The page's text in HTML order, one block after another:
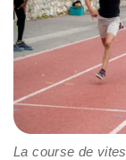
La course de